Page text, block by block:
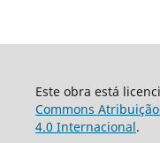
Este obra está
Commons
4.0 Internacional.